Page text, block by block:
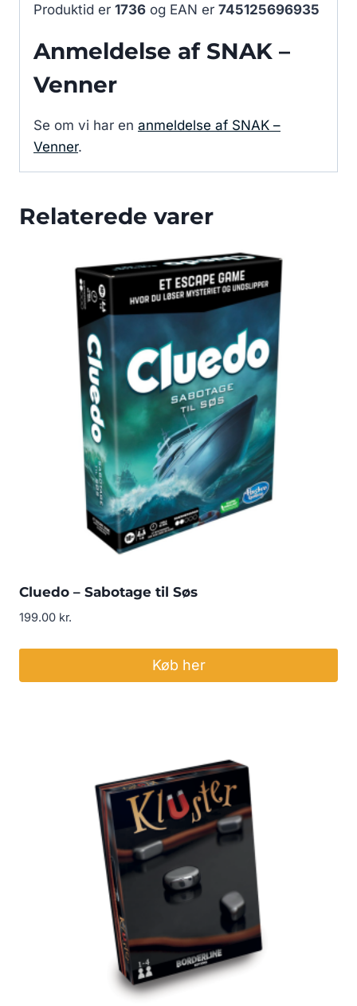
Produktid er 1736 og EAN er 745125696935
Anmeldelse af SNAK –
Venner
Se om vi har en anmeldelse af SNAK –
Venner.
Relaterede varer
Cluedo – Sabotage til Søs
199.00 kr.
Køb her